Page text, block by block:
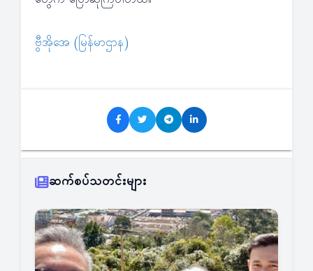
ဗွီအိုအေ (မြန်မာဌာန)
ဆက်စပ်သတင်းများ